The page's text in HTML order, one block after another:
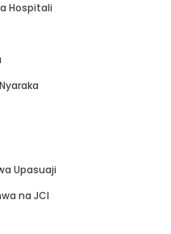
Hospitali
Upasuaji
na JCI